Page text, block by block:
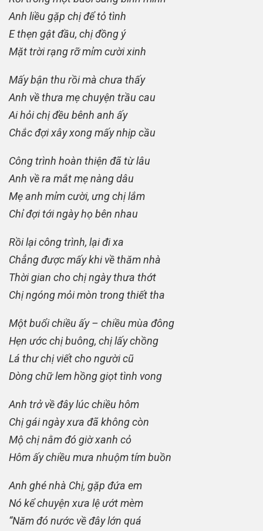
Anh liều gặp chị để tỏ tình
E thẹn gật đầu, chị đồng ý
Mặt trời rạng rỡ mỉm cười xinh
Mấy bận thu rồi mà chưa thấy
Anh về thưa mẹ chuyện trầu cau
Ai hỏi chị đều bênh anh ấy
Chắc đợi xây xong mấy nhịp cầu
Công trình hoàn thiện đã từ lâu
Anh về ra mắt mẹ nàng dâu
Mẹ anh mỉm cười, ưng chị lắm
Chỉ đợi tới ngày họ bên nhau
Rồi lại công trình, lại đi xa
Chẳng được mấy khi về thăm nhà
Thời gian cho chị ngày thưa thớt
Chị ngóng mỏi mòn trong thiết tha
Một buổi chiều ấy – chiều mùa đông
Hẹn ước chị buông, chị lấy chồng
Lá thư chị viết cho người cũ
Dòng chữ lem hồng giọt tình vong
Anh trở về đây lúc chiều hôm
Chị gái ngày xưa đã không còn
Mộ chị nằm đó giờ xanh cỏ
Hôm ấy chiều mưa nhuộm tím buồn
Anh ghé nhà Chị, gặp đứa em
Nó kể chuyện xưa lệ ướt mèm
“Năm đó nước về đây lớn quá